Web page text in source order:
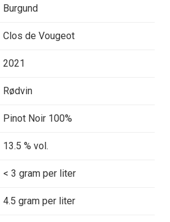
Burgund
Clos de Vougeot
2021
Rødvin
Pinot Noir 100%
13.5 % vol.
< 3 gram per liter
4.5 gram per liter